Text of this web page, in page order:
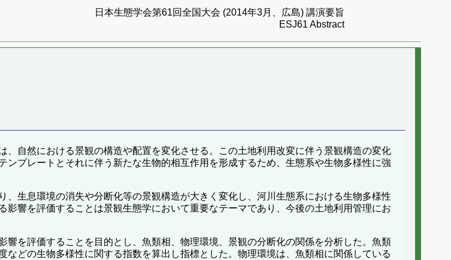
日本生態学会第61回全国大会 (2014年3月、広島) 講演要旨
ESJ61 Abstract
自然における景観の構造や配置を変化させる。この土地利用改変に伴う景観構造の変化
プレートとそれに伴う新たな生物的相互作用を形成するため、生態系や生物多様性に強
生息環境の消失や分断化等の景観構造が大きく変化し、河川生態系における生物多様性
響を評価することは景観生態学において重要なテーマであり、今後の土地利用管理にお
を評価することを目的とし、魚類相、物理環境、景観の分断化の関係を分析した。魚類
どの生物多様性に関する指数を算出し指標とした。物理環境は、魚類相に関係している